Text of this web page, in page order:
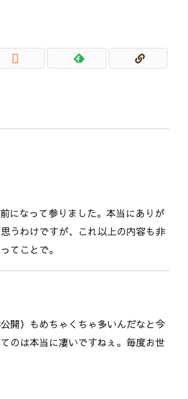

になって参りました。本当にありが
うわけですが、これ以上の内容も非
てことで。
開）もめちゃくちゃ多いんだなと今
のは本当に凄いですねぇ。毎度お世